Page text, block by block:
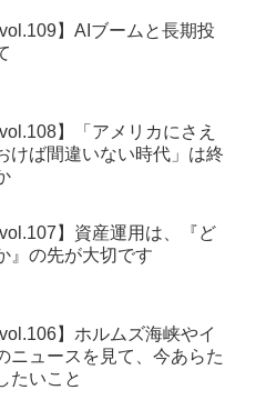
vol.109】AIブームと長期投
vol.108】「アメリカにさえ
けば間違いない時代」は終
vol.107】資産運用は、『ど
』の先が大切です
vol.106】ホルムズ海峡やイ
ニュースを見て、今あらた
たいこと